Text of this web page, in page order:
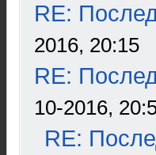
RE:
2016, 20:15
RE:
10-2016,
RE: